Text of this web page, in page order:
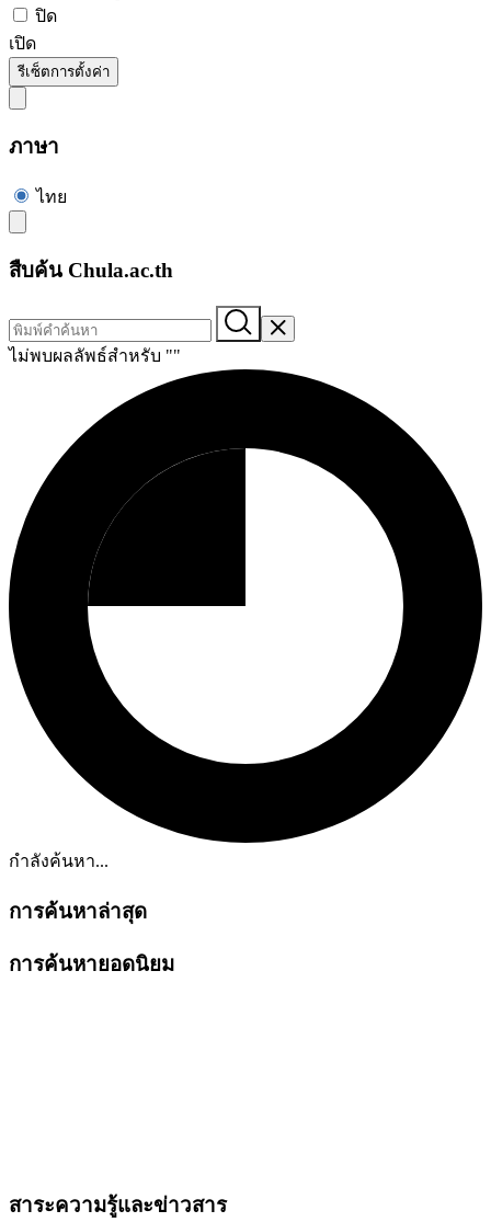
ปิด
เปิด
รีเซ็ตการตั้งค่า
ภาษา
ไทย
สืบค้น Chula.ac.th
ไม่พบผลลัพธ์สำหรับ ""
กำลังค้นหา...
การค้นหาล่าสุด
การค้นหายอดนิยม
สาระความรู้และข่าวสาร